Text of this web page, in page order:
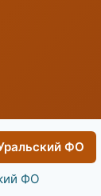
ФО
ФО